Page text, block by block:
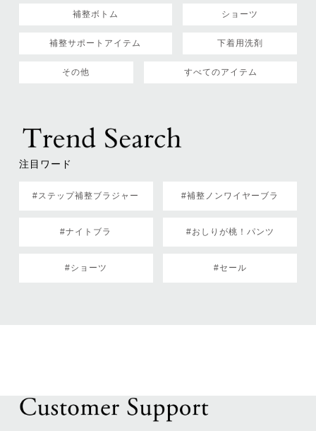
補整ボトム ショーツ
補整サポートアイテム 下着用洗剤
その他 すべてのアイテム
注目ワード
#ステップ補整ブラジャー #補整ノンワイヤーブラ
#ナイトブラ #おしりが桃！パンツ
#ショーツ #セール